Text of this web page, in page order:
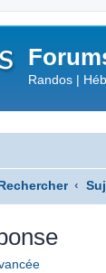
Randos |